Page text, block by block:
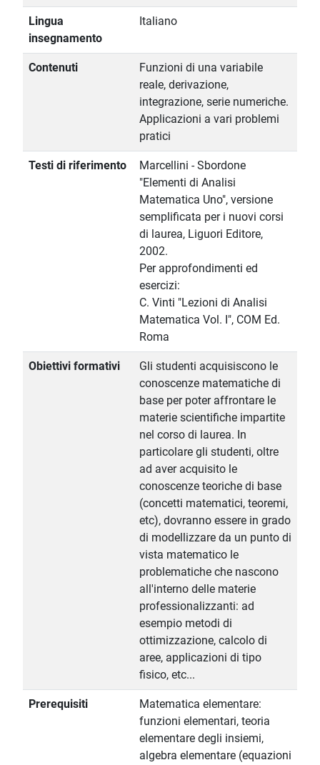
Lingua
insegnamento
Italiano
Contenuti
Funzioni di una variabile
reale, derivazione,
integrazione, serie numeriche.
Applicazioni a vari problemi
pratici
Testi di riferimento
Marcellini - Sbordone
"Elementi di Analisi
Matematica Uno", versione
semplificata per i nuovi corsi
di laurea, Liguori Editore,
2002.
Per approfondimenti ed
esercizi:
C. Vinti "Lezioni di Analisi
Matematica Vol. I", COM Ed.
Roma
Obiettivi formativi
Gli studenti acquisiscono le
conoscenze matematiche di
base per poter affrontare le
materie scientifiche impartite
nel corso di laurea. In
particolare gli studenti, oltre
ad aver acquisito le
conoscenze teoriche di base
(concetti matematici, teoremi,
etc), dovranno essere in grado
di modellizzare da un punto di
vista matematico le
problematiche che nascono
all'interno delle materie
professionalizzanti: ad
esempio metodi di
ottimizzazione, calcolo di
aree, applicazioni di tipo
fisico, etc...
Prerequisiti
Matematica elementare:
funzioni elementari, teoria
elementare degli insiemi,
algebra elementare (equazioni